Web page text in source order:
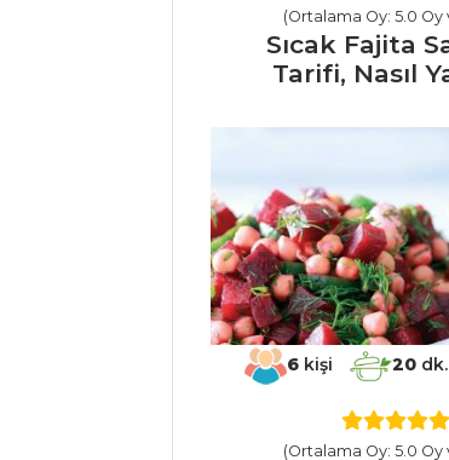
Baharat Soslu
Akdeniz Salatası
Tarifi, Nasıl Yapılır?
Çipohorta Tarifi,
(Ortalama Oy: 5.0 Oy
Sıcak Fajita
Tarifi, Nasıl
6kişi 20dk.
(Ortalama Oy: 5.0 Oy